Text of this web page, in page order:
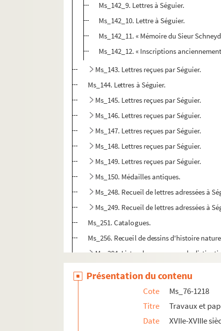
Ms_142_9. Lettres à Séguier.
Ms_142_10. Lettre à Séguier.
Ms_142_11. « Mémoire du Sieur
Ms_142_12. « Inscriptions
Ms_143. Lettres reçues par Séguier.
Ms_144. Lettres à Séguier.
Ms_145. Lettres reçues par Séguier.
Ms_146. Lettres reçues par Séguier.
Ms_147. Lettres reçues par Séguier.
Ms_148. Lettres reçues par Séguier.
Ms_149. Lettres reçues par Séguier.
Ms_150. Médailles antiques.
Ms_248. Recueil de lettres adressées à
Ms_249. Recueil de lettres adressées à
Ms_251. Catalogues.
Ms_256. Recueil de dessins d'histoire
Ms_284. Listes des personnes de
Présentation du contenu
Cote
Ms_76-1218
Titre
Travaux et
Date
XVIIe-XVIIIe